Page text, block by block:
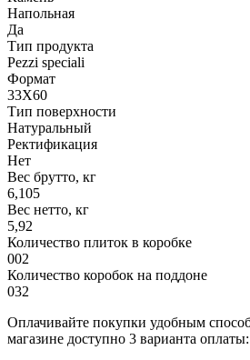
Напольная
Да
Тип продукта
Pezzi speciali
Формат
33X60
Тип поверхности
Натуральный
Ректификация
Нет
Вес брутто, кг
6,105
Вес нетто, кг
5,92
Количество плиток в коробке
002
Количество коробок на поддоне
032
Оплачивайте покупки удобным
магазине доступно 3 варианта оплаты: